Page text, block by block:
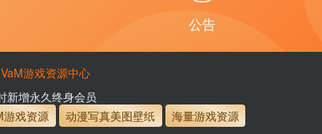
生有效 会员免费下载资源
公告
游戏资源中心
新增永久终身会员
游戏资源
动漫写真美图壁纸
海量游戏资源